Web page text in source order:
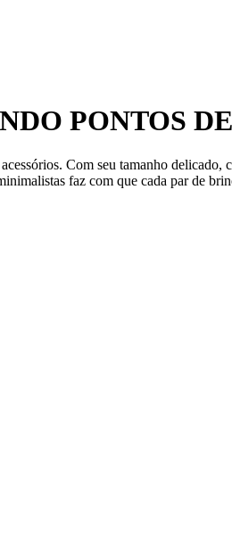
PONTOS
Com seu tamanho delicado,
faz com que cada par de